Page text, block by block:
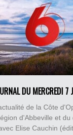
DU MERCREDI 7
de la Côte
d'Abbeville et
Elise Cauchin